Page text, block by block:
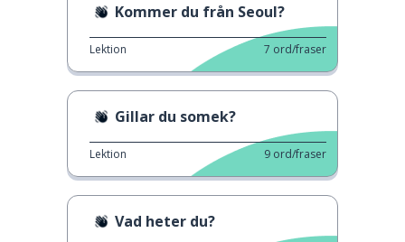
Kommer du från Seoul?
Lektion 7 ord/fraser
Gillar du somek?
Lektion 9 ord/fraser
Vad heter du?